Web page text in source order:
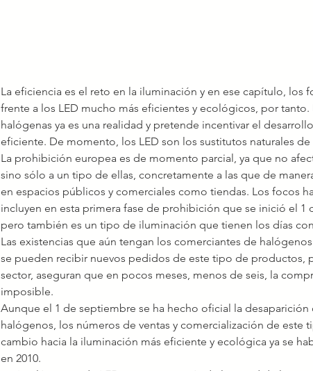
La eficiencia es el reto en la iluminación y en ese capítulo, los
frente a los LED mucho más eficientes y ecológicos, por
halógenas ya es una realidad y pretende incentivar el
eficiente. De momento, los LED son los sustitutos naturales
La prohibición europea es de momento parcial, ya que no
sino sólo a un tipo de ellas, concretamente a las que de
en espacios públicos y comerciales como tiendas. Los focos
incluyen en esta primera fase de prohibición que se inició el 1
pero también es un tipo de iluminación que tienen los días
Las existencias que aún tengan los comerciantes de
se pueden recibir nuevos pedidos de este tipo de productos,
sector, aseguran que en pocos meses, menos de seis, la
imposible.
Aunque el 1 de septiembre se ha hecho oficial la
halógenos, los números de ventas y comercialización de este
cambio hacia la iluminación más eficiente y ecológica ya se
en 2010.